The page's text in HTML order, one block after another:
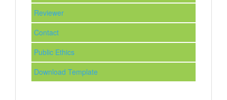
Reviewer
Contact
Public Ethics
Download Template